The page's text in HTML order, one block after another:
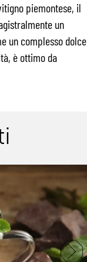
piemontese, il
un
un complesso dolce
è ottimo da